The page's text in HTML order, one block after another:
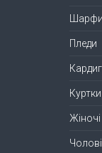
Пледи
Куртки